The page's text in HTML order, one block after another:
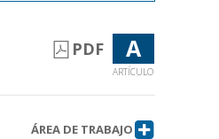
PDF A
ARTÍCULO
ÁREA DE TRABAJO